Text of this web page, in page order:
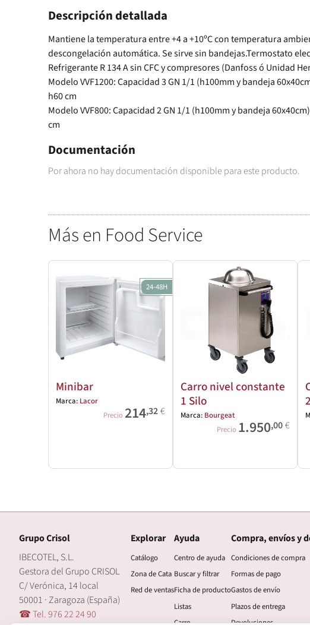
Descripción detallada
Mantiene la temperatura entre +4 a +10ºC con temperatura
descongelación automática. Se sirve sin bandejas.Termostato
Refrigerante R 134 A sin CFC y compresores (Danfoss ó Unidad
Modelo VVF1200: Capacidad 3 GN 1/1 (h100mm y bandeja
h60 cm
Modelo VVF800: Capacidad 2 GN 1/1 (h100mm y bandeja
cm
Documentación
Por ahora no hay documentación disponible para este producto.
Más en Food Service
24-48H
Minibar
Marca: Lacor
Precio 214,32€
Carro nivel constante
1 Silo
Marca: Bourgeat
Precio 1.950,00€
Grupo Crisol
IBECOTEL, S.L.
Gestora del Grupo CRISOL
C/ Verónica, 14 local
50001 · Zaragoza (España)
☎ Tel. 976 22 24 90
Explorar
Catálogo
Zona de Cata
Red de ventas
Ayuda
Centro de ayuda
Buscar y filtrar
Ficha de producto
Listas
Carro
Compra, envíos y
Condiciones de compra
Formas de pago
Gastos de envío
Plazos de entrega
Devoluciones